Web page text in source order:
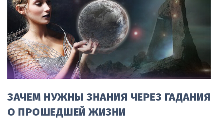
ЗАЧЕМ НУЖНЫ ЗНАНИЯ ЧЕРЕЗ ГАДАНИЯ
О ПРОШЕДШЕЙ ЖИЗНИ